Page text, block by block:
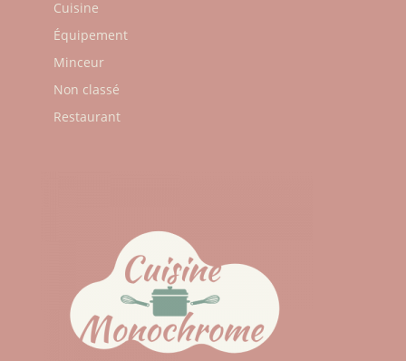
Cuisine
Équipement
Minceur
Non classé
Restaurant